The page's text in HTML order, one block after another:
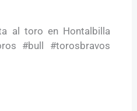
al toro en Hontalbilla
#bull #torosbravos